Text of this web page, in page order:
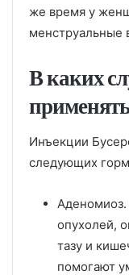
же время у
менструальные
В каких
Инъекции
следующих
Аденомиоз.
опухолей,
тазу и
помогают